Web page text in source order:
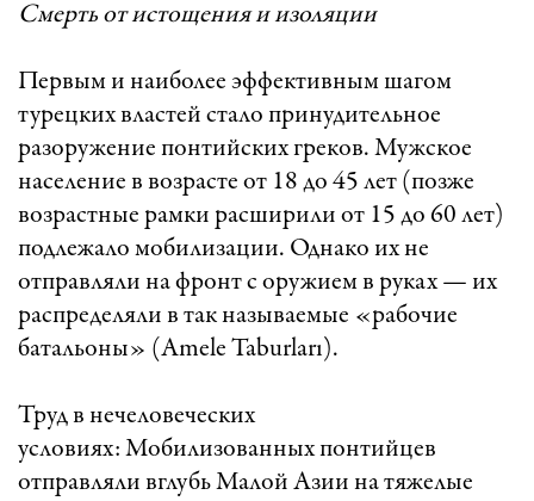
Смерть от истощения и изоляции
Первым и наиболее эффективным шагом
турецких властей стало принудительное
разоружение понтийских греков. Мужское
население в возрасте от 18 до 45 лет (позже
возрастные рамки расширили от 15 до 60 лет)
подлежало мобилизации. Однако их не
отправляли на фронт с оружием в руках — их
распределяли в так называемые «рабочие
батальоны» (Amele Taburları).
Труд в нечеловеческих
условиях: Мобилизованных понтийцев
отправляли вглубь Малой Азии на тяжелые